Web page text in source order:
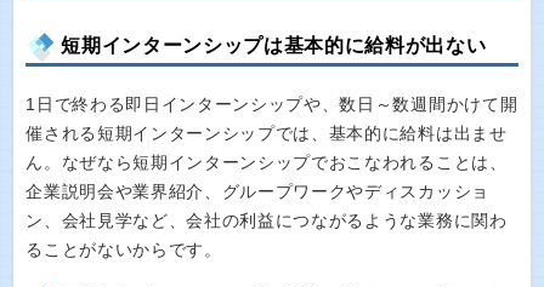
短期インターンシップは基本的に給料が出ない
1日で終わる即日インターンシップや、数日～数週間かけて開
催される短期インターンシップでは、基本的に給料は出ませ
ん。なぜなら短期インターンシップでおこなわれることは、
企業説明会や業界紹介、グループワークやディスカッショ
ン、会社見学など、会社の利益につながるような業務に関わ
ることがないからです。